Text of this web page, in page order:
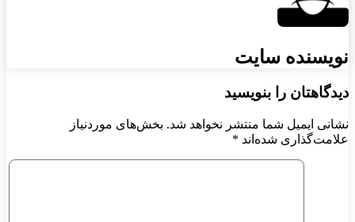
نویسنده سایت
دیدگاهتان را بنویسید
نشانی ایمیل شما منتشر نخواهد شد. بخش‌های موردنیاز
علامت‌گذاری شده‌اند *